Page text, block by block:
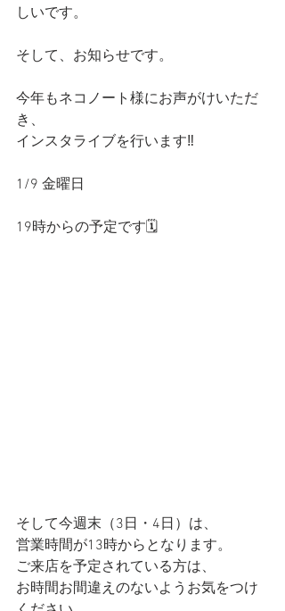
しいです。
そして、お知らせです。
今年もネコノート様にお声がけいただ
き、
インスタライブを行います‼️
1/9 金曜日
19時からの予定です🗓️
そして今週末（3日・4日）は、
営業時間が13時からとなります。
ご来店を予定されている方は、
お時間お間違えのないようお気をつけ